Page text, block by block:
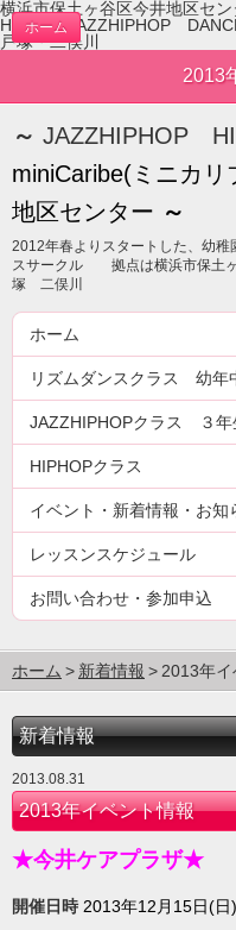
横浜市保土ヶ谷区今井地区セ
HIPHOP JAZZHIPHOP
戸塚・二俣川
ホーム
～ JAZZHIPHOP
miniCaribe(ミニカ
地区センター ～
2012年春よりスタートした、幼
スサークル 拠点は横浜市保土
塚 二俣川
ホーム
リズムダンスクラス 幼年
JAZZHIPHOPクラス ３
HIPHOPクラス
イベント・新着情報・お知
レッスンスケジュール
お問い合わせ・参加申込
ホーム 新着情報 2013年
新着情報
2013.08.31
2013年イベント情報
★今井ケアプラザ★
開催日時 2013年12月15日(